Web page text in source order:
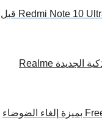
تعرف على مواصفات وسعر هاتف شاومي Redmi Note 10 Ultra قبل
تعرف على مواصفات وسعر ساعة ريلمي الذكية الجديدة Realme
هواوي تعلن عن سماعتها اللاسلكية FreeBuds 4 بميزة إلغاء الضوضاء